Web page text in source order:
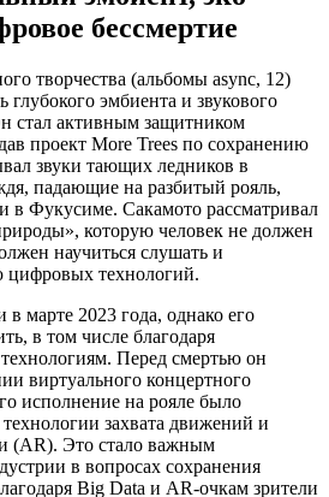
бессмертие
творчества (альбомы async, 12)
глубокого эмбиента и звукового
стал активным защитником
проект More Trees по сохранению
звуки тающих ледников в
падающие на разбитый рояль,
в Фукусиме. Сакамото рассматривал
которую человек не должен
научиться слушать и
технологий.
марте 2023 года, однако его
в том числе благодаря
Перед смертью он
виртуального концертного
исполнение на рояле было
захвата движений и
(AR). Это стало важным
в вопросах сохранения
Big Data и AR-очкам зрители